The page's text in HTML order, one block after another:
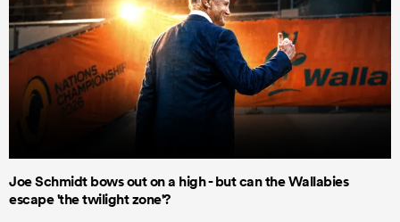
Joe Schmidt bows out on a high - but can the Wallabies
escape 'the twilight zone'?